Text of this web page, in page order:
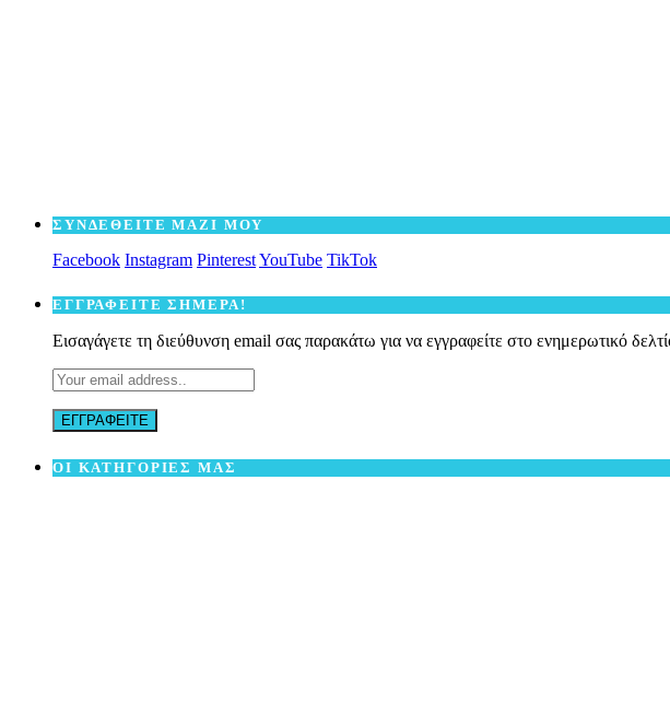
ΣΥΝΔΕΘΕΙΤΕ ΜΑΖΙ ΜΟΥ
Facebook Instagram PinterestYouTube TikTok
ΕΓΓΡΑΦΕΙΤΕ ΣΗΜΕΡΑ!
Εισαγάγετε τη διεύθυνση email σας παρακάτω για να εγγραφείτε στο ενημερωτικό
ΟΙ ΚΑΤΗΓΟΡΙΕΣ ΜΑΣ